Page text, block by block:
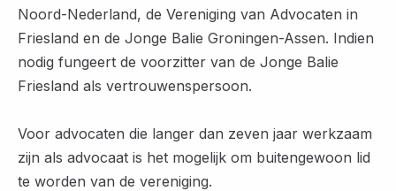
Noord-Nederland, de Vereniging van Advocaten in
Friesland en de Jonge Balie Groningen-Assen. Indien
nodig fungeert de voorzitter van de Jonge Balie
Friesland als vertrouwenspersoon.
Voor advocaten die langer dan zeven jaar werkzaam
zijn als advocaat is het mogelijk om buitengewoon lid
te worden van de vereniging.